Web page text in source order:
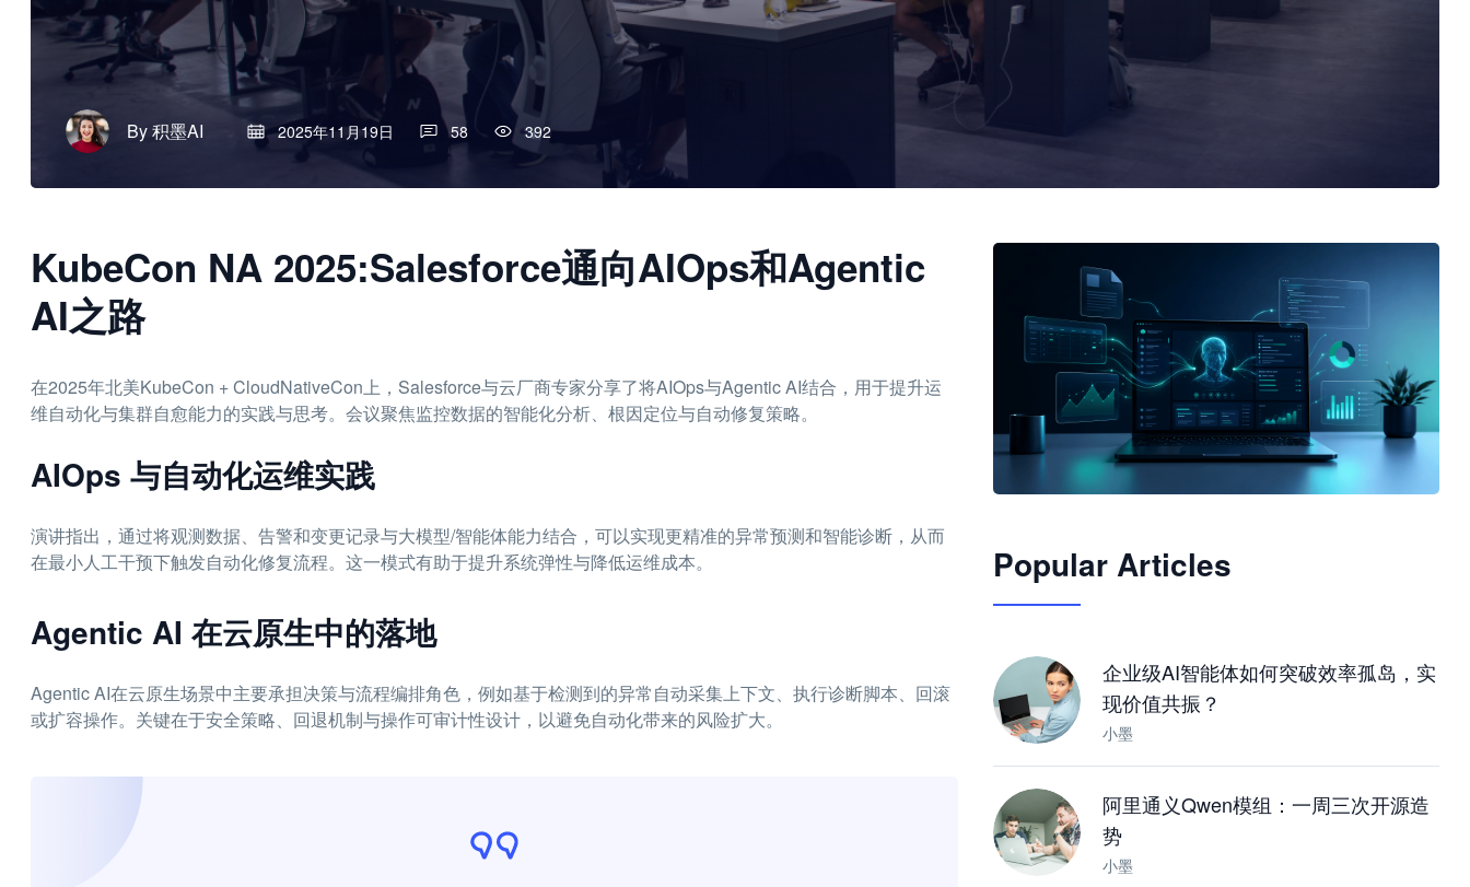
By积墨AI 2025年11月19日 58 392
KubeCon NA 2025:Salesforce通向AIOps和Agentic
AI之路
在2025年北美KubeCon + CloudNativeCon上，Salesforce与云厂商专家分享了将AIOps与Agentic AI结合，用于提升运
维自动化与集群自愈能力的实践与思考。会议聚焦监控数据的智能化分析、根因定位与自动修复策略。
AIOps 与自动化运维实践
演讲指出，通过将观测数据、告警和变更记录与大模型/智能体能力结合，可以实现更精准的异常预测和智能诊断，从而
在最小人工干预下触发自动化修复流程。这一模式有助于提升系统弹性与降低运维成本。
Agentic AI 在云原生中的落地
Agentic AI在云原生场景中主要承担决策与流程编排角色，例如基于检测到的异常自动采集上下文、执行诊断脚本、回滚
或扩容操作。关键在于安全策略、回退机制与操作可审计性设计，以避免自动化带来的风险扩大。
JimoClaw 桌面 AI Agent 工作台
Popular Articles
企业级AI智能体如何突破效率孤岛，实
现价值共振？
小墨
阿里通义Qwen模组：一周三次开源造
势
小墨